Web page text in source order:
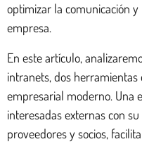
optimizar la comunicación
empresa.
En este artículo,
intranets, dos
empresarial moderno. Una
interesadas externas con
proveedores y socios,